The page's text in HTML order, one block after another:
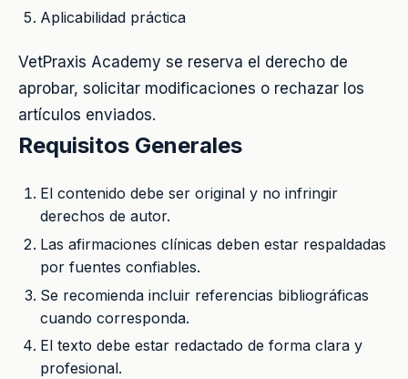
Aplicabilidad práctica
VetPraxis Academy se reserva el derecho de
aprobar, solicitar modificaciones o rechazar los
artículos enviados.
Requisitos Generales
El contenido debe ser original y no infringir
derechos de autor.
Las afirmaciones clínicas deben estar respaldadas
por fuentes confiables.
Se recomienda incluir referencias bibliográficas
cuando corresponda.
El texto debe estar redactado de forma clara y
profesional.